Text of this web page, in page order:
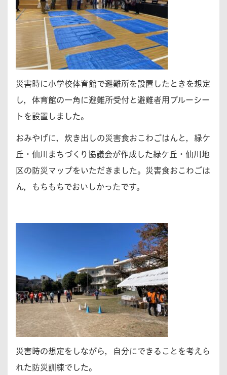
災害時に小学校体育館で避難所を設置したときを想定
し，体育館の一角に避難所受付と避難者用ブルーシー
トを設置しました。
おみやげに，炊き出しの災害食おこわごはんと，緑ケ
丘・仙川まちづくり協議会が作成した緑ケ丘・仙川地
区の防災マップをいただきました。災害食おこわごは
ん，もちもちでおいしかったです。
災害時の想定をしながら，自分にできることを考えら
れた防災訓練でした。